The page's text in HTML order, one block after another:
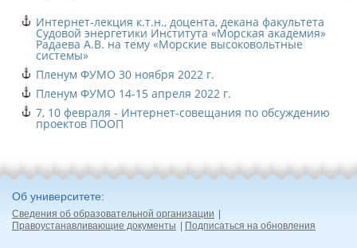
Интернет-лекция к.т.н., доцента, декана факультета
Судовой энергетики Института «Морская академия»
Радаева А.В. на тему «Морские высоковольтные
системы»
Пленум ФУМО 30 ноября 2022 г.
Пленум ФУМО 14-15 апреля 2022 г.
7, 10 февраля - Интернет-совещания по обсуждению
проектов ПООП
Об университете
Сведения об образовательной организации
Правоустанавливающие документы
Подписаться на обновления